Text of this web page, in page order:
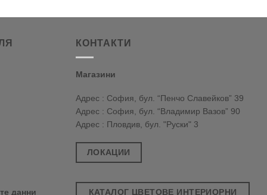
данни
КОНТАКТИ
Магазини
Адрес : София, бул. “Пенчо Славейков” 39
Адрес : София, бул. “Владимир Вазов” 90
Адрес : Пловдив, бул. "Руски" 3
ЛОКАЦИИ
КАТАЛОГ ЦВЕТОВЕ ИНТЕРИОРНИ